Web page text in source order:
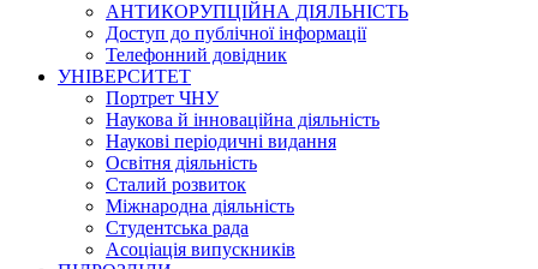
АНТИКОРУПЦІЙНА ДІЯЛЬНІСТЬ
Доступ до публічної інформації
Телефонний довідник
УНІВЕРСИТЕТ
Портрет ЧНУ
Наукова й інноваційна діяльність
Наукові періодичні видання
Освітня діяльність
Сталий розвиток
Міжнародна діяльність
Студентська рада
Асоціація випускників